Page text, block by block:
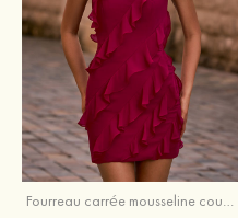
Fourreau carrée mousseline courte/mini robe de fête de la rentré avec volants